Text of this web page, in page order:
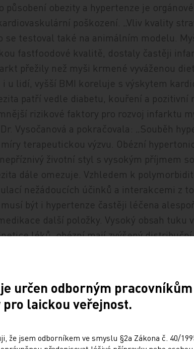
působení obezity a hypertenze je
poškození. „Vliv kvality
se testoval také na animálním modelu.
fastfoodové kvalitě, dostaly častěji
přežily než myši krmené vyváženou
i u lidí, vyšší BMI koreluje s výskytem
patří vedle diabetu, kouření a pozitivní
rizikové faktory pro rozvoj infarktu
Vysočanová a pokračovala: „Souběh
terapeutickou výzvu. Obézní
životní styl s vysokým příjmem
dále omezuje. Vzhledem k
nežádoucích účinků a interakcemi z
být i hypertenze častěji léčena
další položky. Vysoký obsah tuku
léků, obézní mají zvýšený
a renální insuficienci na straně druhé.
a rovněž může účinek léků
měření krevního tlaku, kdy nemusí být k
příliš malá manžeta pak krevní tlak
nebo zápěstní měření.“
je určen odborným
pro laickou veřejnost.
že jsem odborníkem ve smyslu §2a Zákona č. 40/